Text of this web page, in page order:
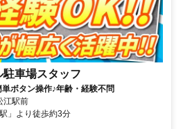
車場スタッフ
ボタン操作♪年齢・経験不問
江駅前
」より徒歩約3分